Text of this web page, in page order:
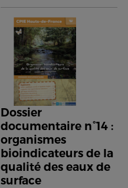
Dossier
documentaire n°14 :
organismes
bioindicateurs de la
qualité des eaux de
surface